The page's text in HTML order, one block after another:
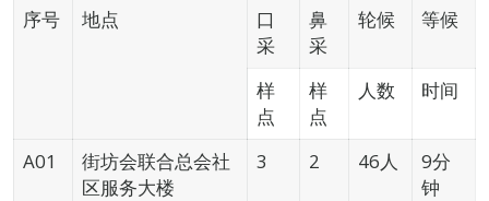
序号
地点
口
采
鼻
采
轮候 等候
样
点
样
点
人数 时间
A01
街坊会联合总会社
区服务大楼
3 2 46人
9分
钟